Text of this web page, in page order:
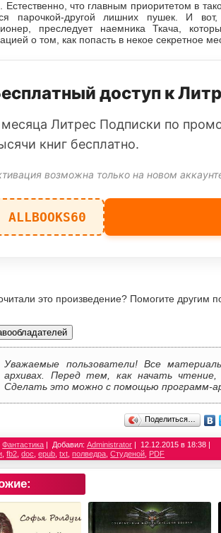
Естественно, что главным приоритетом в
парочкой-другой лишних пушек. И
преследует наемника Ткача,
о том, как попасть в некое секретное
доступ к
Литрес Подписки по
книг бесплатно.
возможна только на новом
ALLBOOKS60
это произведение? Помогите другим
Уважаемые пользователи! Все
архивах. Перед тем, как начать
Сделать это можно с помощью программ-
Поделиться…
Фантастика Добавил:Administrator
12.12.2015 в 18:38
,fb2 ,doc ,epub ,txt ,полведра ,Студеной PDF